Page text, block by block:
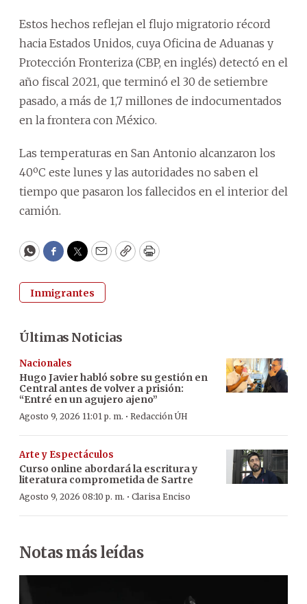
Estos hechos reflejan el flujo migratorio récord
hacia Estados Unidos, cuya Oficina de Aduanas y
Protección Fronteriza (CBP, en inglés) detectó en el
año fiscal 2021, que terminó el 30 de setiembre
pasado, a más de 1,7 millones de indocumentados
en la frontera con México.
Las temperaturas en San Antonio alcanzaron los
40ºC este lunes y las autoridades no saben el
tiempo que pasaron los fallecidos en el interior del
camión.
WhatsApp
Facebook
Twitter
EmailCopyPrint
Inmigrantes
Últimas Noticias
Nacionales
Hugo Javier habló sobre su gestión en
Central antes de volver a prisión:
“Entré en un agujero ajeno”
Agosto 9, 2026 11:01 p. m. · Redacción ÚH
Arte y Espectáculos
Curso online abordará la escritura y
literatura comprometida de Sartre
Agosto 9, 2026 08:10 p. m. · Clarisa Enciso
Notas más leídas